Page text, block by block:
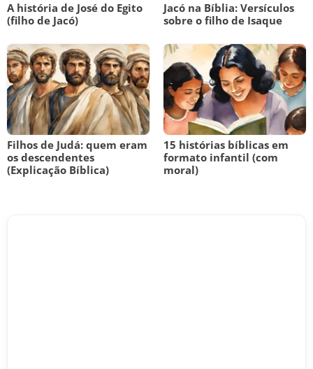
A história de José do Egito
(filho de Jacó)
Jacó na Bíblia: Versículos
sobre o filho de Isaque
Filhos de Judá: quem eram
os descendentes
(Explicação Bíblica)
15 histórias bíblicas em
formato infantil (com
moral)